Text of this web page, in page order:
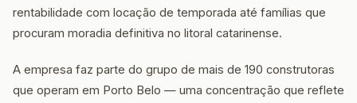
rentabilidade com locação de temporada até famílias que
procuram moradia definitiva no litoral catarinense.
A empresa faz parte do grupo de mais de 190 construtoras
que operam em Porto Belo — uma concentração que reflete